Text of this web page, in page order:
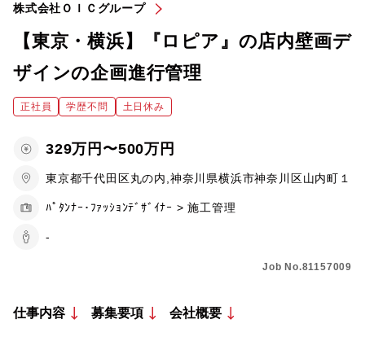
株式会社ＯＩＣグループ
【東京・横浜】『ロピア』の店内壁画デ
ザインの企画進行管理
正社員 学歴不問 土日休み
329万円〜500万円
東京都千代田区丸の内,神奈川県横浜市神奈川区山内町１
ﾊﾟﾀﾝﾅｰ･ﾌｧｯｼｮﾝﾃﾞｻﾞｲﾅｰ > 施工管理
-
Job No.81157009
仕事内容 募集要項 会社概要